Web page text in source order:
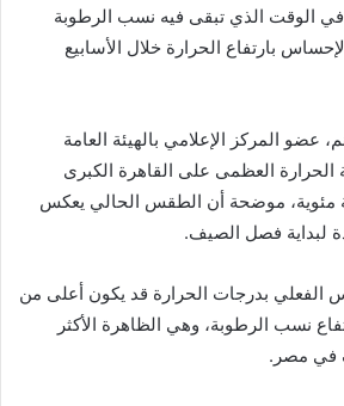
في الوقت الذي تبقى فيه نسب الرطوبة
بارتفاع الحرارة خلال الأسابيع
عضو المركز الإعلامي بالهيئة العامة
الحرارة العظمى على القاهرة الكبرى
نحو 33 درجة مئوية، موضحة أن الطقس الحالي يعكس
لبداية فصل الصيف.
الفعلي بدرجات الحرارة قد يكون أعلى من
نسب الرطوبة، وهي الظاهرة الأكثر
في مصر.